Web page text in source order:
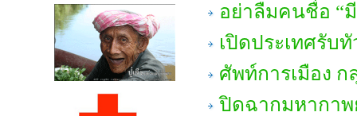
อย่าลืมคนชื่อ “
เปิดประเทศรับ
ศัพท์การเมือง
ปิดฉากมหากาพ